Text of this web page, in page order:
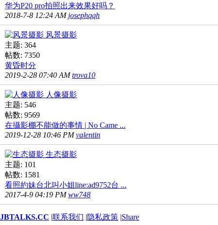
华为P20 pro拍照出来效果好吗？
2018-7-8 12:24 AM josephqqh
风景摄影
主题: 364
帖数: 7350
黄昏时分
2019-2-28 07:40 AMtrova10
人像摄影
主题: 546
帖数: 9569
在攝影棚不能做的事情 | No Came ...
2019-12-28 10:46 PMvalentin
生态摄影
主题: 101
帖数: 1581
看照約妹台北叫小姐line:ad9752台 ...
2017-4-9 04:19 PMww748
JBTALKS.CC |联系我们 |隐私政策 |Share